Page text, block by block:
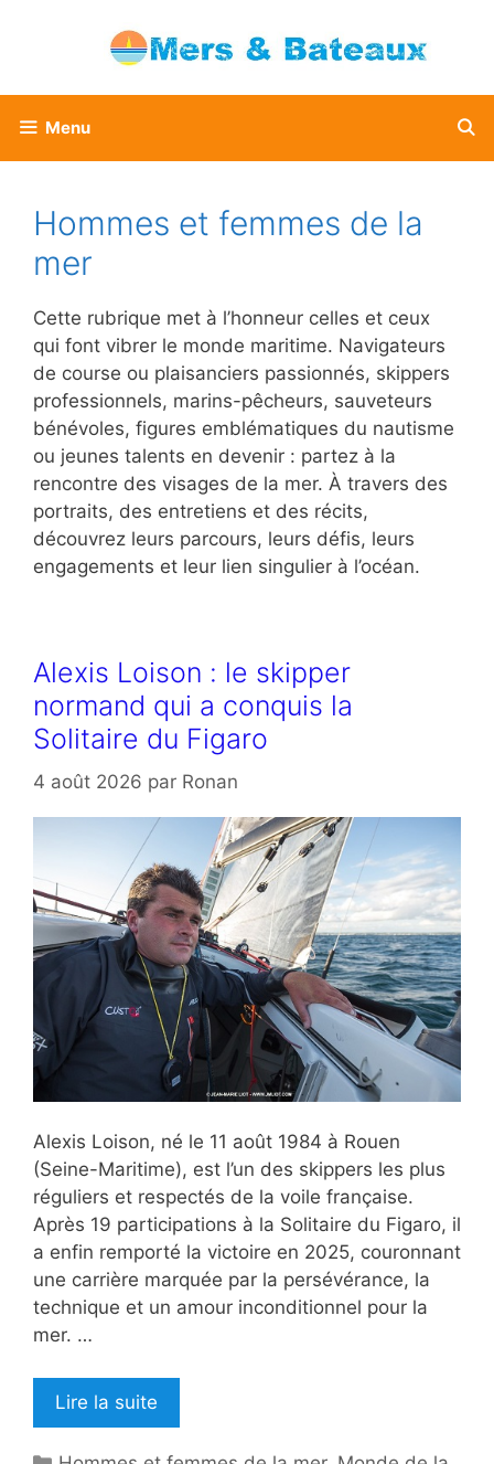
Menu
Hommes et femmes de la
mer
Cette rubrique met à l’honneur celles et ceux
qui font vibrer le monde maritime. Navigateurs
de course ou plaisanciers passionnés, skippers
professionnels, marins-pêcheurs, sauveteurs
bénévoles, figures emblématiques du nautisme
ou jeunes talents en devenir : partez à la
rencontre des visages de la mer. À travers des
portraits, des entretiens et des récits,
découvrez leurs parcours, leurs défis, leurs
engagements et leur lien singulier à l’océan.
Alexis Loison : le skipper
normand qui a conquis la
Solitaire du Figaro
4 août 2026 par Ronan
Alexis Loison, né le 11 août 1984 à Rouen
(Seine-Maritime), est l’un des skippers les plus
réguliers et respectés de la voile française.
Après 19 participations à la Solitaire du Figaro, il
a enfin remporté la victoire en 2025, couronnant
une carrière marquée par la persévérance, la
technique et un amour inconditionnel pour la
mer. …
Lire la suite
Catégories